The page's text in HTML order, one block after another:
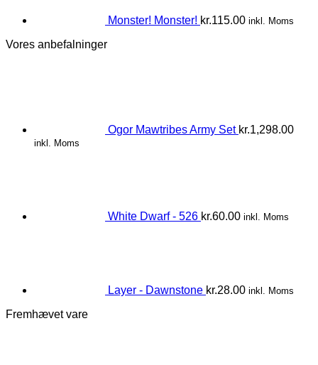
Monster! Monster! kr.115.00 inkl. Moms
Vores anbefalninger
Ogor Mawtribes Army Set kr.1,298.00
inkl. Moms
White Dwarf - 526 kr.60.00 inkl. Moms
Layer - Dawnstone kr.28.00 inkl. Moms
Fremhævet vare